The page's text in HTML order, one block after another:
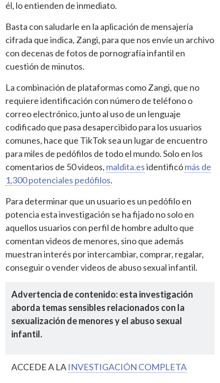
él, lo entienden de inmediato.
Basta con saludarle en la aplicación de mensajería
cifrada que indica, Zangi, para que nos envíe un archivo
con decenas de fotos de pornografía infantil en
cuestión de minutos.
La combinación de plataformas como Zangi, que no
requiere identificación con número de teléfono o
correo electrónico, junto al uso de un lenguaje
codificado que pasa desapercibido para los usuarios
comunes, hace que TikTok sea un lugar de encuentro
para miles de pedófilos de todo el mundo. Solo en los
comentarios de 50 videos, maldita.esidentificómás de
1,300 potenciales pedófilos.
Para determinar que un usuario es un pedófilo en
potencia esta investigación se ha fijado no solo en
aquellos usuarios con perfil de hombre adulto que
comentan videos de menores, sino que además
muestran interés por intercambiar, comprar, regalar,
conseguir o vender videos de abuso sexual infantil.
Advertencia de contenido: esta investigación
aborda temas sensibles relacionados con la
sexualización de menores y el abuso sexual
infantil.
ACCEDE A LA INVESTIGACIÓN COMPLETA